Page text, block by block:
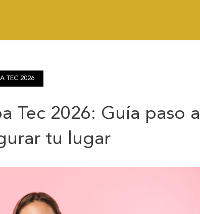
TEC 2026
Tec 2026: Guía paso a
tu lugar